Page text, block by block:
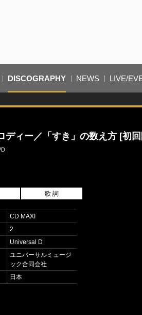
DISCOGRAPHY NEWS LIVE/
ディー／「すき」の数え方 [初
歌 詞
CD MAXI
2
Universal D
ユニバーサルミュージ
ック合同会社
日本